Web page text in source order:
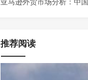
推荐阅读